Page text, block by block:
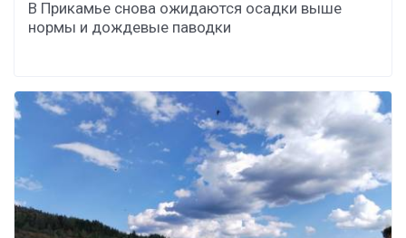
В Прикамье снова ожидаются осадки выше
нормы и дождевые паводки